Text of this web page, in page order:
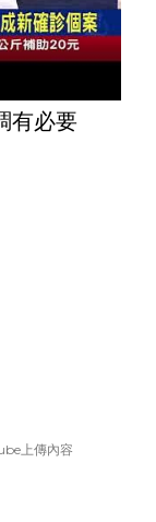
有必要
上傳內容